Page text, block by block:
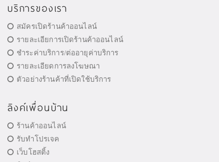
บริการของเรา
สมัครเปิดร้านค้าออนไลน์
รายละเอียการเปิดร้านค้าออนไลน์
ชำระค่าบริการ/ต่ออายุค่าบริการ
รายละเอียดการลงโฆษณา
ตัวอย่างร้านค้าที่เปิดใช้บริการ
ลิงค์เพื่อนบ้าน
ร้านค้าออนไลน์
รับทำโปรเจค
เว็บโฮสติ้ง